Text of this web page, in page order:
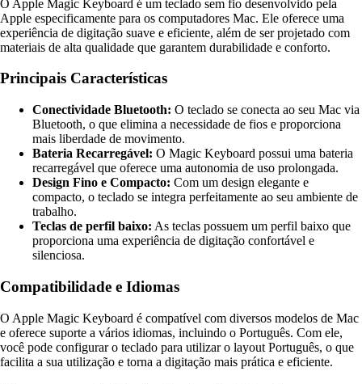
O Apple Magic Keyboard é um teclado sem fio desenvolvido pela
Apple especificamente para os computadores Mac. Ele oferece uma
experiência de digitação suave e eficiente, além de ser projetado com
materiais de alta qualidade que garantem durabilidade e conforto.
Principais Características
Conectividade Bluetooth: O teclado se conecta ao seu Mac via
Bluetooth, o que elimina a necessidade de fios e proporciona
mais liberdade de movimento.
Bateria Recarregável: O Magic Keyboard possui uma bateria
recarregável que oferece uma autonomia de uso prolongada.
Design Fino e Compacto: Com um design elegante e
compacto, o teclado se integra perfeitamente ao seu ambiente de
trabalho.
Teclas de perfil baixo: As teclas possuem um perfil baixo que
proporciona uma experiência de digitação confortável e
silenciosa.
Compatibilidade e Idiomas
O Apple Magic Keyboard é compatível com diversos modelos de Mac
e oferece suporte a vários idiomas, incluindo o Português. Com ele,
você pode configurar o teclado para utilizar o layout Português, o que
facilita a sua utilização e torna a digitação mais prática e eficiente.